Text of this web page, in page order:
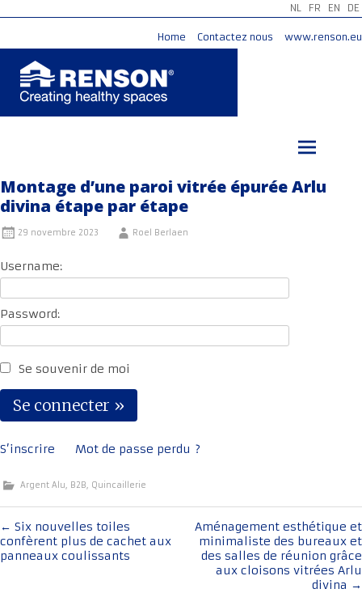
NL FR EN DE
Home Contactez nous www.renson.eu
Montage d’une paroi vitrée épurée Arlu
divina étape par étape
29 novembre 2023 Roel Berlaen
Username:
Password:
Se souvenir de moi
S’inscrire Mot de passe perdu ?
Argent Alu, B2B, Quincaillerie
Navigation
de
← Six nouvelles toiles
confèrent plus de cachet aux
panneaux coulissants
Aménagement esthétique et
minimaliste des bureaux et
des salles de réunion grâce
aux cloisons vitrées Arlu
divina →